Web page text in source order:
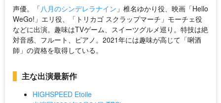
声優。「八月のシンデレラナイン 」椎名ゆかり役、映画「Hello
WeGo!」エリ役、「トリカゴ スクラップマーチ」モーチェ役
などに出演。趣味はTVゲーム、スイーツグルメ巡り。特技は絶
対音感、フルート、ピアノ。2021年には趣味が高じて「唎酒
師」の資格を取得している。
主な出演最新作
HIGHSPEED Etoile